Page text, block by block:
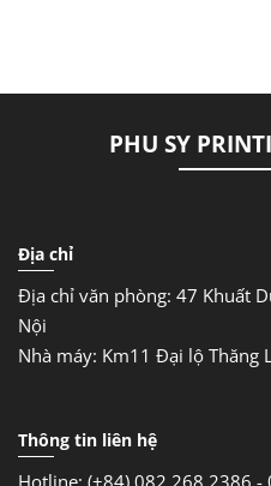
PHU SY
Địa chỉ
Địa chỉ văn phòng: 47 Khuất
Nội
Nhà máy: Km11 Đại lộ Thăng
Thông tin liên hệ
Hotline: (+84) 082 268 2386 -